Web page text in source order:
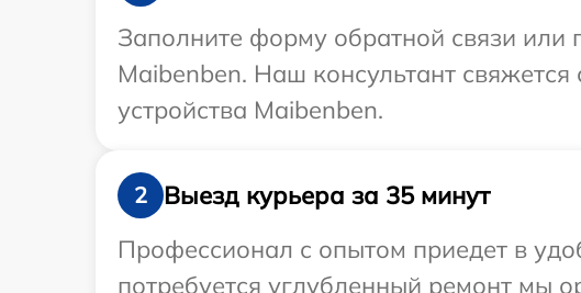
Заполните форму обратной связи или
Maibenben. Наш консультант
устройства Maibenben.
2
Выезд курьера за 35 минут
Профессионал с опытом приедет в
потребуется углубленный ремонт мы